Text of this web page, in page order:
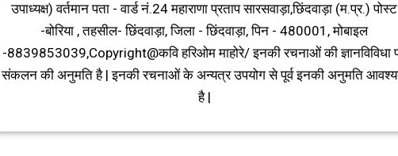
उपाध्यक्ष) वर्तमान पता - वार्ड नं.24 महाराणा प्रताप सारसवाड़ा,छिंदवाड़ा (म.प्र.) पोस्ट
-बोरिया , तहसील- छिंदवाड़ा, जिला - छिंदवाड़ा, पिन - 480001, मोबाइल
-8839853039,Copyright@कवि हरिओम माहोरे/ इनकी रचनाओं की ज्ञानविविधा
संकलन की अनुमति है | इनकी रचनाओं के अन्यत्र उपयोग से पूर्व इनकी अनुमति
है |